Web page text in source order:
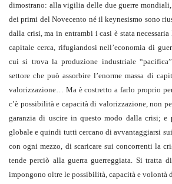
dimostrano: alla vigilia delle due guerre
dei primi del Novecento né il keynesismo sono
dalla crisi, ma in entrambi i casi è stata
capitale cerca, rifugiandosi nell’economia di
cui si trova la produzione industriale
settore che può assorbire l’enorme massa di
valorizzazione… Ma è costretto a farlo proprio
c’è possibilità e capacità di valorizzazione, non
garanzia di uscire in questo modo dalla crisi;
globale e quindi tutti cercano di avvantaggiarsi
con ogni mezzo, di scaricare sui concorrenti la
tende perciò alla guerra guerreggiata. Si tratta
impongono oltre le possibilità, capacità e volontà